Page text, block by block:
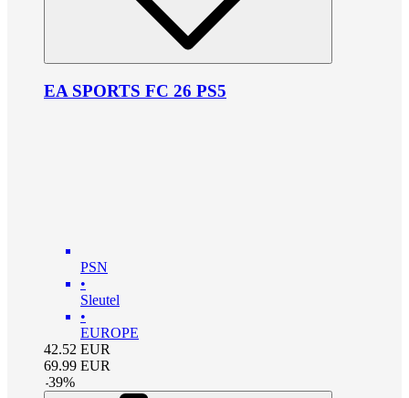
EA SPORTS FC 26 PS5
PSN
•
Sleutel
•
EUROPE
42.52 EUR
69.99 EUR
-39%